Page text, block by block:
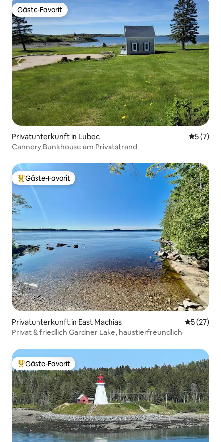
Gäste-Favorit
Gäste-Favorit
Privatunterkunft in Lubec
5 (7)
Cannery Bunkhouse am Privatstrand
Beliebter Gäste-Favorit.
Gäste-Favorit
Privatunterkunft in East Machias
5 (27)
Privat & friedlich Gardner Lake, haustierfreundlich
Beliebter Gäste-Favorit.
Gäste-Favorit